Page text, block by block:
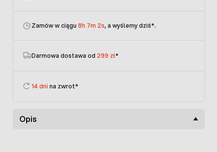
Zamów w ciągu 8h 7m 2s, a wyślemy dziś*.
Darmowa dostawa od 299 zł*
14 dni na zwrot*
Opis